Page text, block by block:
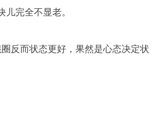
完全不显老。
反而状态更好，果然是心态决定状